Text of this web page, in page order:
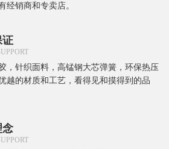
经销商和专卖店。
证
，针织面料，高锰钢大芯弹簧，环保热压
越的材质和工艺，看得见和摸得到的品
念